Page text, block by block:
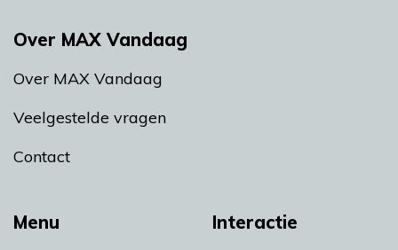
Menu Interactie
Over MAX Vandaag
Over MAX Vandaag
Veelgestelde vragen
Contact